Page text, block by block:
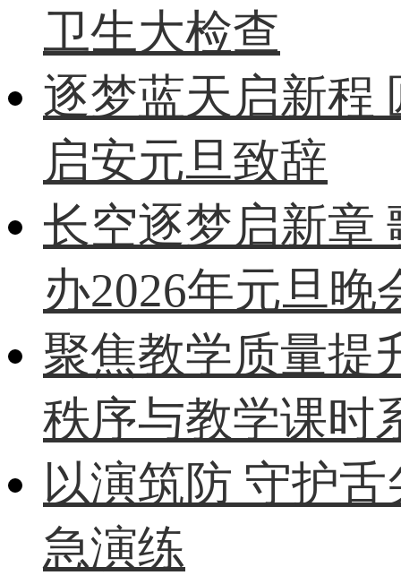
卫生大检查
逐梦蓝天启新
启安元旦致辞
长空逐梦启新
办2026年元旦晚
聚焦教学质量
秩序与教学课时
以演筑防 守护
急演练